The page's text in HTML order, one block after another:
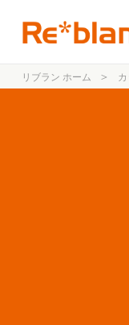
リブラン ホーム